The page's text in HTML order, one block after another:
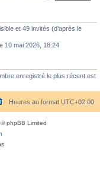
et 49 invités (d’après le
le 10 mai 2026, 18:24
enregistré le plus récent est
Heures au format UTC+02:00
phpBB Limited